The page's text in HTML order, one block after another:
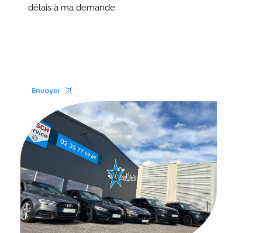
délais à ma demande.
Envoyer